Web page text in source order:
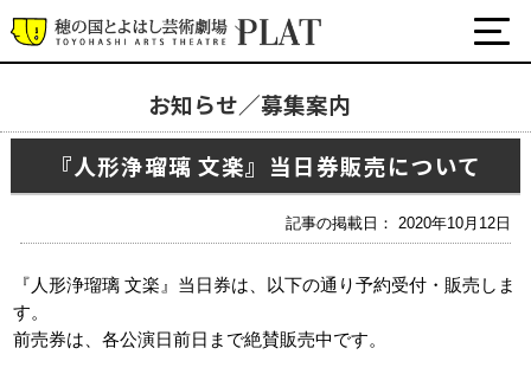
公式SNS
お知らせ／募集案内
『人形浄瑠璃 文楽』当日券販売について
記事の掲載日： 2020年10月12日
『人形浄瑠璃 文楽』当日券は、以下の通り予約受付・販売しま
す。
前売券は、各公演日前日まで絶賛販売中です。
お知らせ／募集案内
プラットについて
チケット・座席表・鑑賞サポートなど
施設の利用について
サポート